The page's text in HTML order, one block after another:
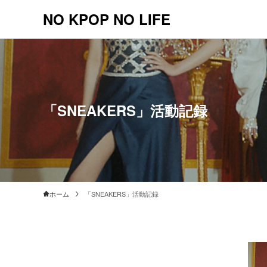
NO KPOP NO LIFE
「SNEAKERS」活動記録
ホーム 「SNEAKERS」活動記録